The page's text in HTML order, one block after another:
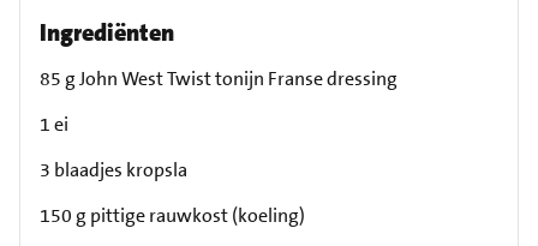
Ingrediënten
85 g John West Twist tonijn Franse dressing
1 ei
3 blaadjes kropsla
150 g pittige rauwkost (koeling)